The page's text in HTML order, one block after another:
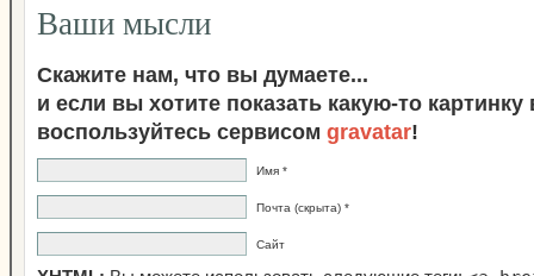
Ваши мысли
Скажите нам, что вы думаете...
и если вы хотите показать какую-то
воспользуйтесь сервисом gravatar!
Имя *
Почта (скрыта) *
Сайт